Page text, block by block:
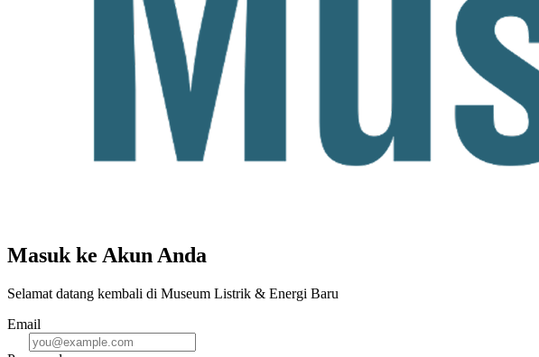
Masuk ke Akun Anda
Selamat datang kembali di Museum Listrik & Energi Baru
Email